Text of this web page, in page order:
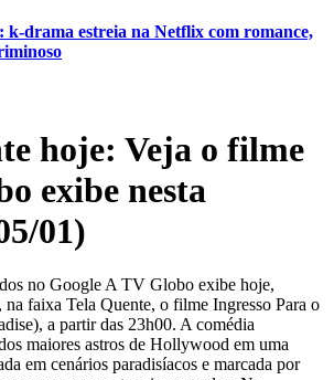
drama estreia na Netflix com romance,
hoje: Veja o filme
exibe nesta
01)
no Google A TV Globo exibe hoje,
faixa Tela Quente, o filme Ingresso Para o
a partir das 23h00. A comédia
maiores astros de Hollywood em uma
em cenários paradisíacos e marcada por